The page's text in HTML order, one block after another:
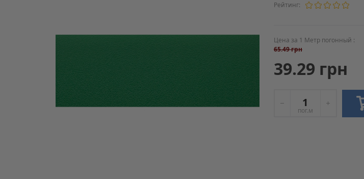
Рейтинг:
Цена за 1 Метр погонный :
65.49 грн
39.29 грн
пог.м